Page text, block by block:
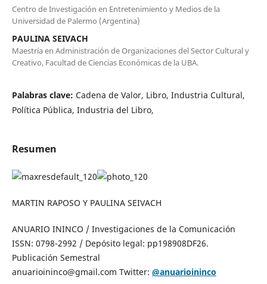
Centro de Investigación en Entretenimiento y Medios de la
Universidad de Palermo (Argentina)
PAULINA SEIVACH
Maestría en Administración de Organizaciones del Sector Cultural y
Creativo, Facultad de Ciencias Económicas de la UBA.
Palabras clave: Cadena de Valor, Libro, Industria Cultural,
Política Pública, Industria del Libro,
Resumen
MARTIN RAPOSO Y PAULINA SEIVACH
ANUARIO ININCO / Investigaciones de la Comunicación
ISSN: 0798-2992 / Depósito legal: pp198908DF26.
Publicación Semestral
anuarioininco@gmail.com Twitter: @anuarioininco